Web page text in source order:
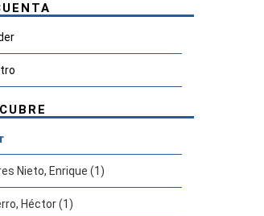
Nieto, Enrique (1)
Héctor (1)